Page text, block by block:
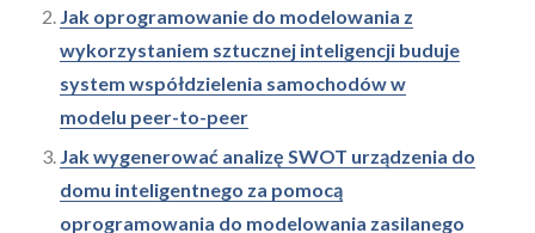
Jak oprogramowanie do modelowania z
wykorzystaniem sztucznej inteligencji buduje
system współdzielenia samochodów w
modelu peer-to-peer
Jak wygenerować analizę SWOT urządzenia do
domu inteligentnego za pomocą
oprogramowania do modelowania zasilanego